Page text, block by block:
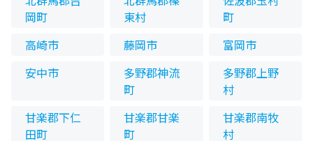
岡町
東村
町
高崎市
藤岡市
富岡市
安中市
多野郡神流
町
多野郡上野
村
甘楽郡下仁
田町
甘楽郡甘楽
町
甘楽郡南牧
村